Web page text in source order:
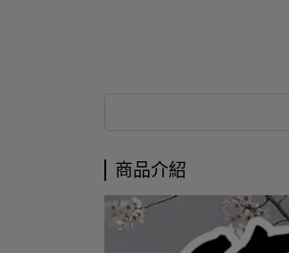
商品介紹